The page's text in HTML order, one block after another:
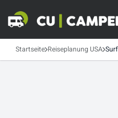
Startseite Reiseplanung USA